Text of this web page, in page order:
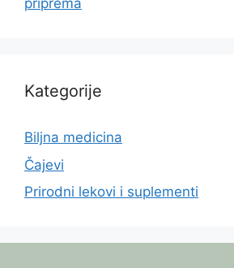
priprema
Kategorije
Biljna medicina
Čajevi
Prirodni lekovi i suplementi